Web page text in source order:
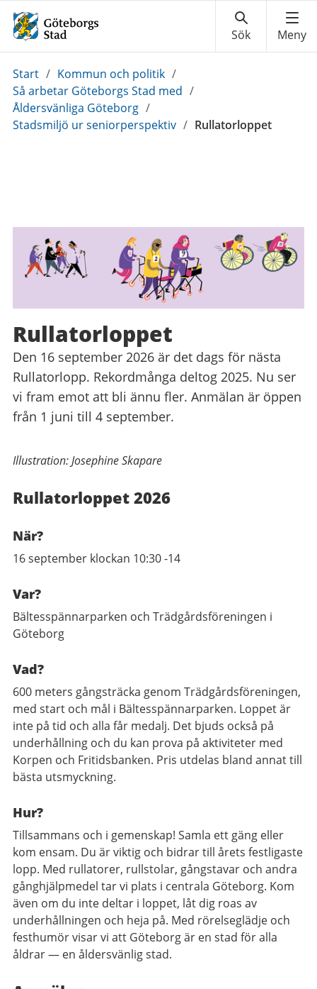
Du
är
här:
Start / Kommun och politik /
Så arbetar Göteborgs Stad med /
Åldersvänliga Göteborg /
Stadsmiljö ur seniorperspektiv / Rullatorloppet
Rullatorloppet
Den 16 september 2026 är det dags för nästa
Rullatorlopp. Rekordmånga deltog 2025. Nu ser
vi fram emot att bli ännu fler. Anmälan är öppen
från 1 juni till 4 september.
Illustration: Josephine Skapare
Rullatorloppet 2026
När?
16 september klockan 10:30 -14
Var?
Bältesspännarparken och Trädgårdsföreningen i
Göteborg
Vad?
600 meters gångsträcka genom Trädgårdsföreningen,
med start och mål i Bältesspännarparken. Loppet är
inte på tid och alla får medalj. Det bjuds också på
underhållning och du kan prova på aktiviteter med
Korpen och Fritidsbanken. Pris utdelas bland annat till
bästa utsmyckning.
Hur?
Tillsammans och i gemenskap! Samla ett gäng eller
kom ensam. Du är viktig och bidrar till årets festligaste
lopp. Med rullatorer, rullstolar, gångstavar och andra
gånghjälpmedel tar vi plats i centrala Göteborg. Kom
även om du inte deltar i loppet, låt dig roas av
underhållningen och heja på. Med rörelseglädje och
festhumör visar vi att Göteborg är en stad för alla
åldrar — en åldersvänlig stad.